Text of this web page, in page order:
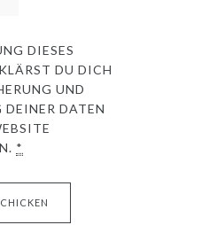
DIESES
DU DICH
UND
DATEN
*